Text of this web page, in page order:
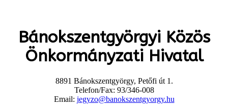
Bánokszentgyörgyi Közös
Önkormányzati Hivatal
8891 Bánokszentgyörgy, Petőfi út 1.
Telefon/Fax: 93/346-008
Email: jegyzo@banokszentgyorgy.hu